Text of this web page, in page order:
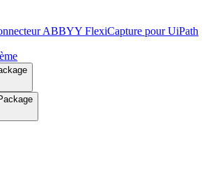
ABBYY FlexiCapture pour UiPath